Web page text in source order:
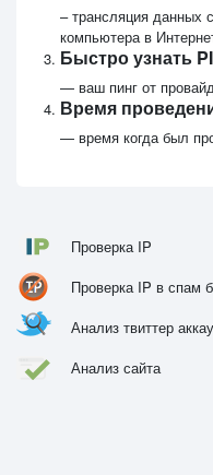
– трансляция данных
компьютера в
Быстро узнать
— ваш пинг от
Время
— время когда был
Проверка IP
Проверка IP в спам
Анализ твиттер
Анализ сайта